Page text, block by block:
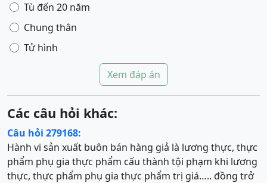
Tù đến 20 năm
Chung thân
Tử hình
Xem đáp án
Các câu hỏi khác:
Câu hỏi 279168:
Hành vi sản xuất buôn bán hàng giả là lương thực, thực
phẩm phụ gia thực phẩm cấu thành tội phạm khi lương
thực, thực phẩm phụ gia thực phẩm trị giá….. đồng trở